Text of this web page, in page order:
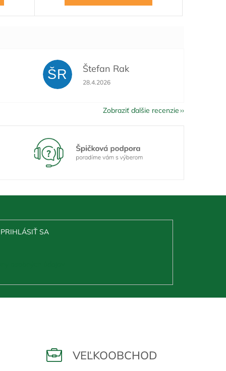
je 5 z 5 hviezdičiek.
ŠR Štefan Rak
Hodnotenie obchodu je 5 z 5 hviezdičiek.
28.4.2026
Zobraziť ďalšie recenzie
PRIHLÁSIŤ SA
VEĽKOOBCHOD